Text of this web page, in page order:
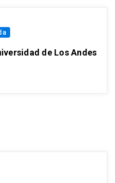
de Los Andes